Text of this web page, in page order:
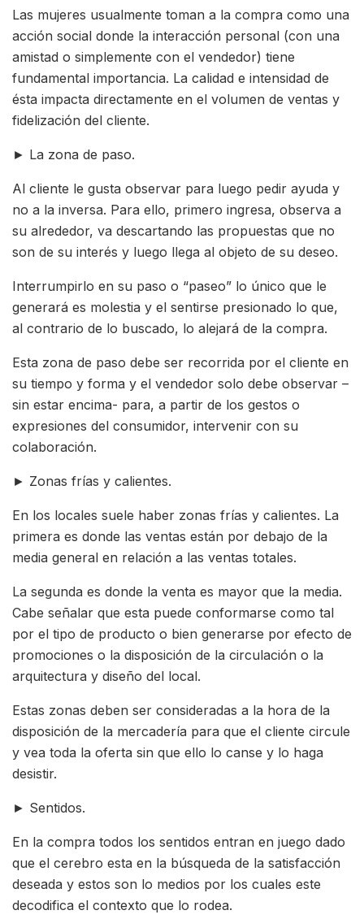
Las mujeres usualmente toman a la compra como una
acción social donde la interacción personal (con una
amistad o simplemente con el vendedor) tiene
fundamental importancia. La calidad e intensidad de
ésta impacta directamente en el volumen de ventas y
fidelización del cliente.
► La zona de paso.
Al cliente le gusta observar para luego pedir ayuda y
no a la inversa. Para ello, primero ingresa, observa a
su alrededor, va descartando las propuestas que no
son de su interés y luego llega al objeto de su deseo.
Interrumpirlo en su paso o “paseo” lo único que le
generará es molestia y el sentirse presionado lo que,
al contrario de lo buscado, lo alejará de la compra.
Esta zona de paso debe ser recorrida por el cliente en
su tiempo y forma y el vendedor solo debe observar –
sin estar encima- para, a partir de los gestos o
expresiones del consumidor, intervenir con su
colaboración.
► Zonas frías y calientes.
En los locales suele haber zonas frías y calientes. La
primera es donde las ventas están por debajo de la
media general en relación a las ventas totales.
La segunda es donde la venta es mayor que la media.
Cabe señalar que esta puede conformarse como tal
por el tipo de producto o bien generarse por efecto de
promociones o la disposición de la circulación o la
arquitectura y diseño del local.
Estas zonas deben ser consideradas a la hora de la
disposición de la mercadería para que el cliente circule
y vea toda la oferta sin que ello lo canse y lo haga
desistir.
► Sentidos.
En la compra todos los sentidos entran en juego dado
que el cerebro esta en la búsqueda de la satisfacción
deseada y estos son lo medios por los cuales este
decodifica el contexto que lo rodea.